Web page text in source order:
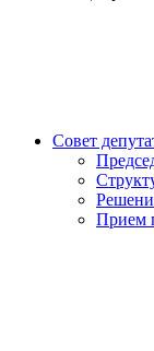
Совет
Прием